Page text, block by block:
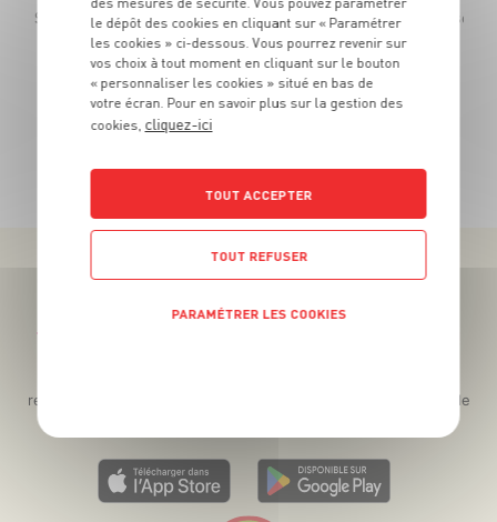
- Si acheté en lot de 2 - soit 1€80 le lot de 2 ou 1€ la pièce achetée seule
Téléchargez l’App pour profiter d’offres exclusives !
recettes gourmandes, des jeux inédits... le tout dans une seule
le dépôt des cookies en cliquant sur « Paramétrer
les cookies » ci-dessous. Vous pourrez revenir sur
vos choix à tout moment en cliquant sur le bouton
« personnaliser les cookies » situé en bas de
votre écran. Pour en savoir plus sur la gestion des
cookies, cliquez-ici
TOUT ACCEPTER
TOUT REFUSER
PARAMÉTRER LES COOKIES